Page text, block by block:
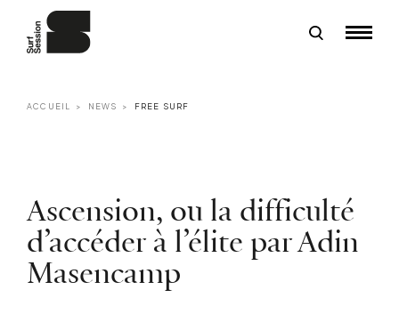
ACCUEIL NEWS FREE SURF
Ascension, ou la difficulté
d’accéder à l’élite par Adin
Masencamp